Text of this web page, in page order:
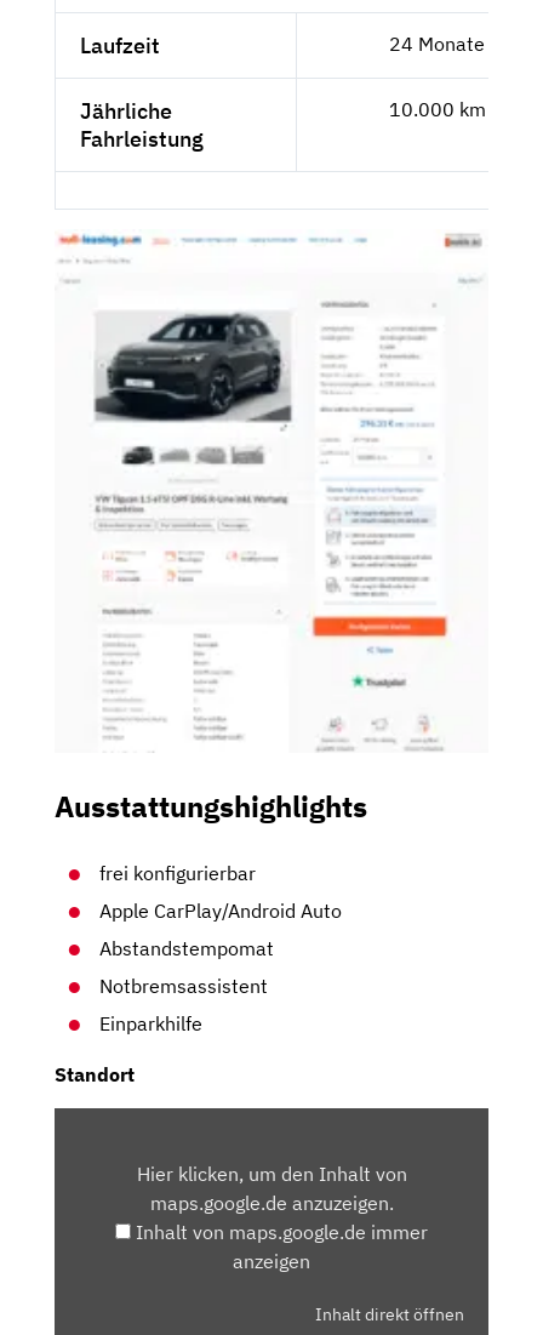
Laufzeit 24 Monate
Jährliche
Fahrleistung
10.000 km
Ausstattungshighlights
frei konfigurierbar
Apple CarPlay/Android Auto
Abstandstempomat
Notbremsassistent
Einparkhilfe
Standort
MAPS.GOOGLE.DEHier klicken, um den Inhalt von
maps.google.de anzuzeigen.
Inhalt von maps.google.de immer
anzeigen
Inhalt direkt öffnen